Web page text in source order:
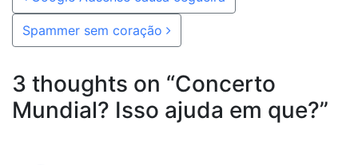
Spammer sem coração
3 thoughts on “Concerto
Mundial? Isso ajuda em que?”